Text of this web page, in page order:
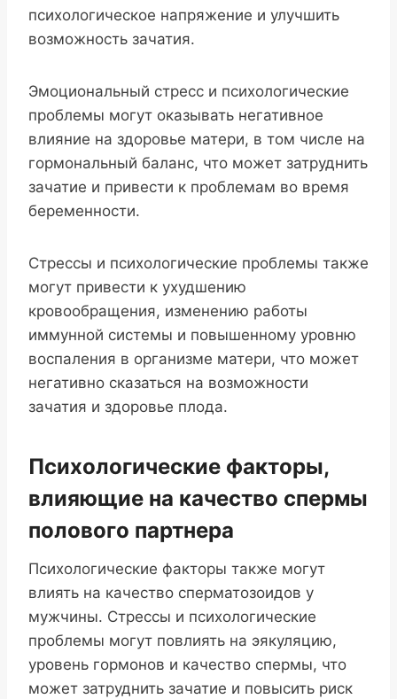
психологическое напряжение и улучшить
возможность зачатия.
Эмоциональный стресс и психологические
проблемы могут оказывать негативное
влияние на здоровье матери, в том числе на
гормональный баланс, что может затруднить
зачатие и привести к проблемам во время
беременности.
Стрессы и психологические проблемы также
могут привести к ухудшению
кровообращения, изменению работы
иммунной системы и повышенному уровню
воспаления в организме матери, что может
негативно сказаться на возможности
зачатия и здоровье плода.
Психологические факторы,
влияющие на качество спермы
полового партнера
Психологические факторы также могут
влиять на качество сперматозоидов у
мужчины. Стрессы и психологические
проблемы могут повлиять на эякуляцию,
уровень гормонов и качество спермы, что
может затруднить зачатие и повысить риск